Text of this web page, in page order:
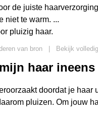
de juiste
niet te warm. ...
pluizig haar.
van bron Bekijk
haar
doordat je haar
pluizen. Om jouw